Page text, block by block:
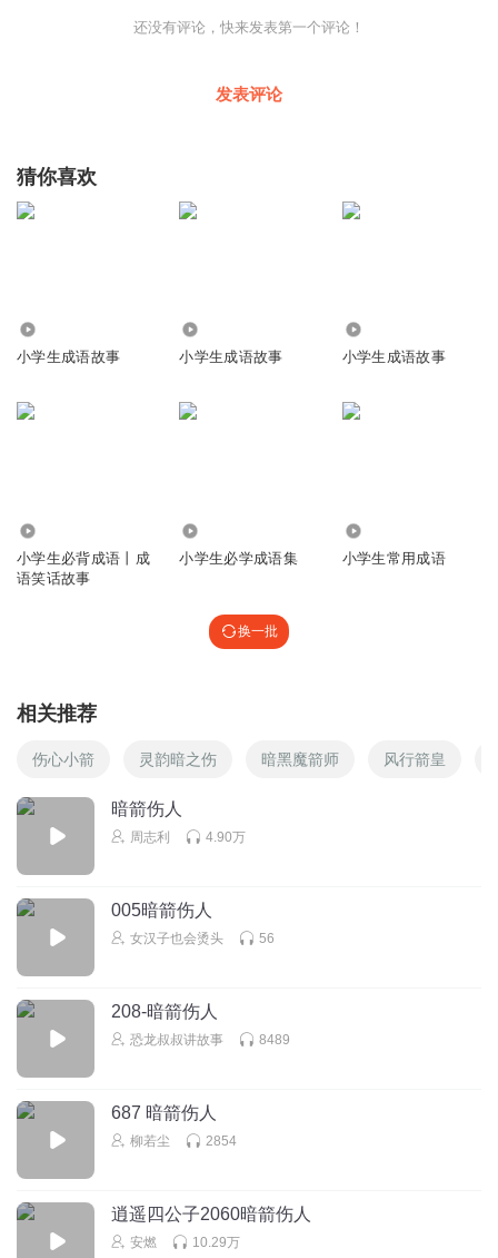
还没有评论，快来发表第一个评论！
发表评论
猜你喜欢
小学生成语故事 小学生成语故事 小学生成语故事
小学生必背成语丨成
语笑话故事
小学生必学成语集 小学生常用成语
换一批
相关推荐
伤心小箭 灵韵暗之伤 暗黑魔箭师 风行箭皇
暗箭伤人
周志利 4.90万
005暗箭伤人
女汉子也会烫头 56
208-暗箭伤人
恐龙叔叔讲故事 8489
687 暗箭伤人
柳若尘 2854
逍遥四公子2060暗箭伤人
安燃 10.29万